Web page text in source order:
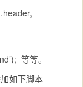
等等。
如下脚本